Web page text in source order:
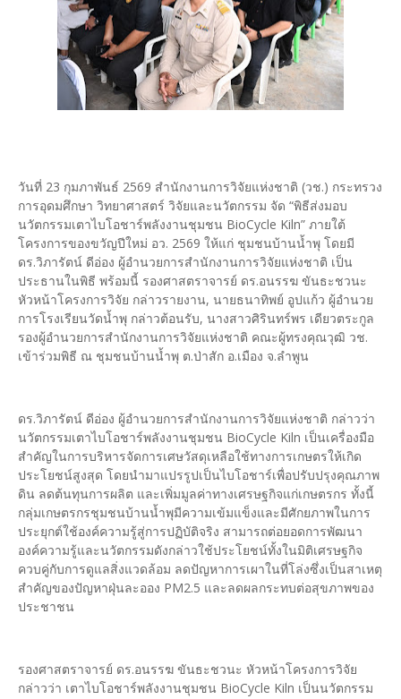
วันที่ 23 กุมภาพันธ์ 2569 สำนักงานการวิจัยแห่งชาติ (วช.) กระทรวง
การอุดมศึกษา วิทยาศาสตร์ วิจัยและนวัตกรรม จัด “พิธีส่งมอบ
นวัตกรรมเตาไบโอชาร์พลังงานชุมชน BioCycle Kiln” ภายใต้
โครงการของขวัญปีใหม่ อว. 2569 ให้แก่ ชุมชนบ้านน้ำพุ โดยมี
ดร.วิภารัตน์ ดีอ่อง ผู้อำนวยการสำนักงานการวิจัยแห่งชาติ เป็น
ประธานในพิธี พร้อมนี้ รองศาสตราจารย์ ดร.อนรรฆ ขันธะชวนะ
หัวหน้าโครงการวิจัย กล่าวรายงาน, นายธนาทิพย์ อูปแก้ว ผู้อำนวย
การโรงเรียนวัดน้ำพุ กล่าวต้อนรับ, นางสาวศิรินทร์พร เดียวตระกูล
รองผู้อำนวยการสำนักงานการวิจัยแห่งชาติ คณะผู้ทรงคุณวุฒิ วช.
เข้าร่วมพิธี ณ ชุมชนบ้านน้ำพุ ต.ป่าสัก อ.เมือง จ.ลำพูน
ดร.วิภารัตน์ ดีอ่อง ผู้อำนวยการสำนักงานการวิจัยแห่งชาติ กล่าวว่า
นวัตกรรมเตาไบโอชาร์พลังงานชุมชน BioCycle Kiln เป็นเครื่องมือ
สำคัญในการบริหารจัดการเศษวัสดุเหลือใช้ทางการเกษตรให้เกิด
ประโยชน์สูงสุด โดยนำมาแปรรูปเป็นไบโอชาร์เพื่อปรับปรุงคุณภาพ
ดิน ลดต้นทุนการผลิต และเพิ่มมูลค่าทางเศรษฐกิจแก่เกษตรกร ทั้งนี้
กลุ่มเกษตรกรชุมชนบ้านน้ำพุมีความเข้มแข็งและมีศักยภาพในการ
ประยุกต์ใช้องค์ความรู้สู่การปฏิบัติจริง สามารถต่อยอดการพัฒนา
องค์ความรู้และนวัตกรรมดังกล่าวใช้ประโยชน์ทั้งในมิติเศรษฐกิจ
ควบคู่กับการดูแลสิ่งแวดล้อม ลดปัญหาการเผาในที่โล่งซึ่งเป็นสาเหตุ
สำคัญของปัญหาฝุ่นละออง PM2.5 และลดผลกระทบต่อสุขภาพของ
ประชาชน
รองศาสตราจารย์ ดร.อนรรฆ ขันธะชวนะ หัวหน้าโครงการวิจัย
กล่าวว่า เตาไบโอชาร์พลังงานชุมชน BioCycle Kiln เป็นนวัตกรรม